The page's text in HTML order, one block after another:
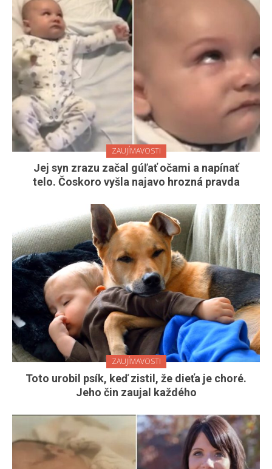
ZAUJÍMAVOSTI
Jej syn zrazu začal gúľať očami a napínať
telo. Čoskoro vyšla najavo hrozná pravda
ZAUJÍMAVOSTI
Toto urobil psík, keď zistil, že dieťa je choré.
Jeho čin zaujal každého